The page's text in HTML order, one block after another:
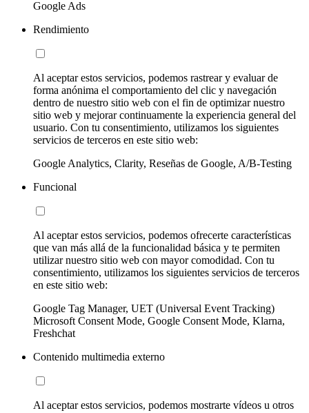
Google Ads
Rendimiento
Al aceptar estos servicios, podemos rastrear y evaluar de
forma anónima el comportamiento del clic y navegación
dentro de nuestro sitio web con el fin de optimizar nuestro
sitio web y mejorar continuamente la experiencia general del
usuario. Con tu consentimiento, utilizamos los siguientes
servicios de terceros en este sitio web:
Google Analytics, Clarity, Reseñas de Google, A/B-Testing
Funcional
Al aceptar estos servicios, podemos ofrecerte características
que van más allá de la funcionalidad básica y te permiten
utilizar nuestro sitio web con mayor comodidad. Con tu
consentimiento, utilizamos los siguientes servicios de terceros
en este sitio web:
Google Tag Manager, UET (Universal Event Tracking)
Microsoft Consent Mode, Google Consent Mode, Klarna,
Freshchat
Contenido multimedia externo
Al aceptar estos servicios, podemos mostrarte vídeos u otros